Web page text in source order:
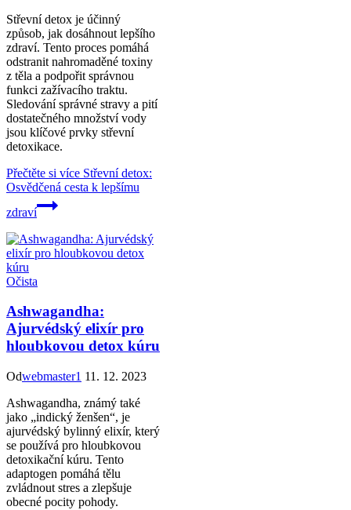
Střevní detox je účinný
způsob, jak dosáhnout lepšího
zdraví. Tento proces pomáhá
odstranit nahromaděné toxiny
z těla a podpořit správnou
funkci zažívacího traktu.
Sledování správné stravy a pití
dostatečného množství vody
jsou klíčové prvky střevní
detoxikace.
Přečtěte si více Střevní detox:
Osvědčená cesta k lepšímu
zdraví
Očista
Ashwagandha:
Ajurvédský elixír pro
hloubkovou detox kúru
Odwebmaster1 11. 12. 2023
Ashwagandha, známý také
jako „indický ženšen“, je
ajurvédský bylinný elixír, který
se používá pro hloubkovou
detoxikační kúru. Tento
adaptogen pomáhá tělu
zvládnout stres a zlepšuje
obecné pocity pohody.